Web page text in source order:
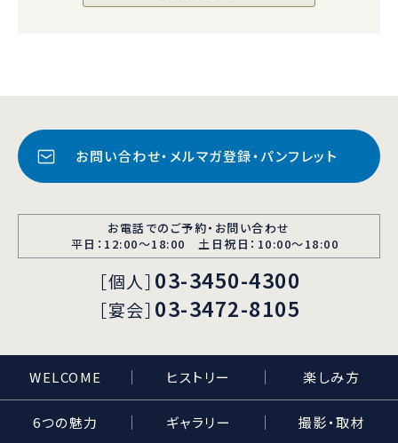
お問い合わせ・メルマガ登録・パンフレット
お電話でのご予約・お問い合わせ
平日：12:00〜18:00 土日祝日：10:00～18:00
［個人］ 03-3450-4300
［宴会］ 03-3472-8105
WELCOME ヒストリー 楽しみ方
6つの魅力 ギャラリー 撮影・取材